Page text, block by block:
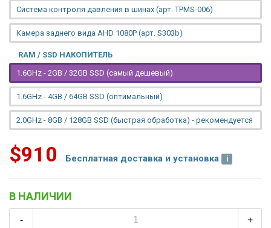
Система контроля давления в шинах (арт. TPMS-006)
Камера заднего вида AHD 1080P (арт. S303b)
RAM / SSD НАКОПИТЕЛЬ
1.6GHz - 2GB / 32GB SSD (самый дешевый)
1.6GHz - 4GB / 64GB SSD (оптимальный)
2.0GHz - 8GB / 128GB SSD (быстрая обработка) - рекомендуется
$910 Бесплатная доставка и установка
В НАЛИЧИИ
- +